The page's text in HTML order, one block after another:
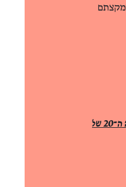
יום שלישי, 17/10, 16:00 | אימפרסיוניסטים, פוסט אימפרסיוניסטים ואמנות המאה ה־20 של